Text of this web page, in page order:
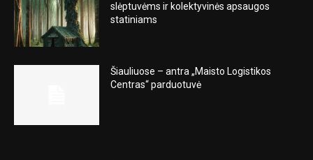
slėptuvėms ir kolektyvinės apsaugos
statiniams
Šiauliuose – antra „Maisto Logistikos
Centras“ parduotuvė